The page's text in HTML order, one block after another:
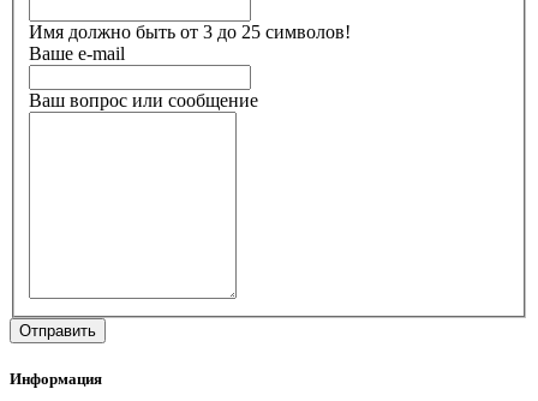
Имя должно быть от 3 до 25 символов!
Ваше e-mail
Ваш вопрос или сообщение
Информация